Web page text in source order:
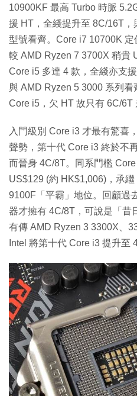
10900KF 最高 Turbo 時脈
援 HT，全綫提升至 8C/16T，
型號看齊。Core i7 10700K 定
較 AMD Ryzen 7 3700X 稍貴
Core i5 多達 4 款，全綫亦支
與 AMD Ryzen 5 3000 系列
Core i5，欠 HT 故只有 6C/6T
入門級別 Core i3 才最有驚喜
聲勢，第十代 Core i3 終於不
而晉身 4C/8T。同系門檻
US$129 (約 HK$1,006)，承
9100F「平霸」地位。回顧過
器才擁有 4C/8T，可說是「昔
有傳 AMD Ryzen 3 3300X、
Intel 將第十代 Core i3 提升至